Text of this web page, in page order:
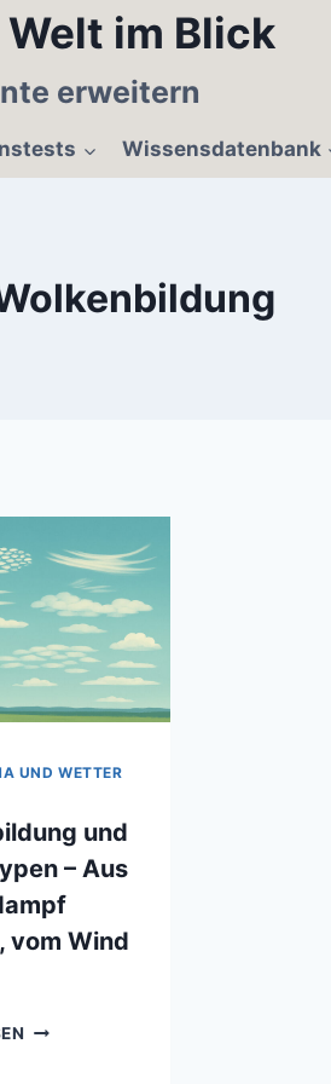
im Blick
erweitern
Wissensdatenbank
UND WETTER
und
– Aus
vom Wind
WOLKENBILDUNG